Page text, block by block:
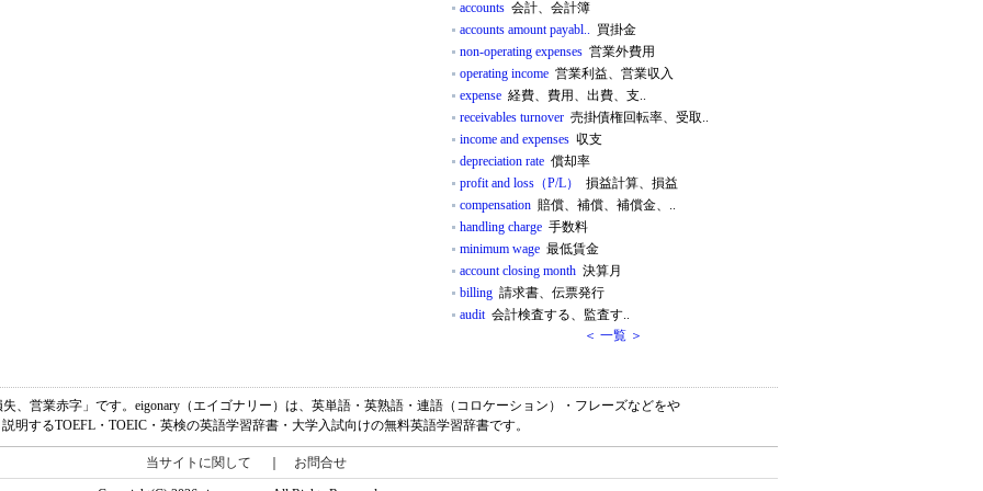
accounts 会計、会計簿
accounts amount payabl.. 買掛金
non-operating expenses 営業外費用
operating income 営業利益、営業収入
expense 経費、費用、出費、支..
receivables turnover 売掛債権回転率、受取..
income and expenses 収支
depreciation rate 償却率
profit and loss（P/L）
損益計算、損益
compensation 賠償、補償、補償金、..
handling charge 手数料
minimum wage 最低賃金
account closing month 決算月
billing 請求書、伝票発行
audit会計検査する、監査す..
＜ 一覧 ＞
失、営業赤字」です。eigonary（エイゴナリー）は、英単語・英熟語・連語（コロケーション）・フレーズなどをや
明するTOEFL・TOEIC・英検の英語学習辞書・大学入試向けの無料英語学習辞書です。
当サイトに関して お問合せ